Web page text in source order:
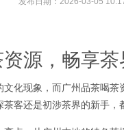
源，畅享
化现象，而广州品茶喝
客还是初涉茶界的新手，